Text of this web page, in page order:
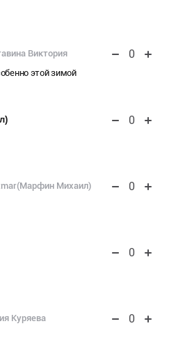
Виктория 0
этой зимой
0
Михаил) 0
0
Куряева 0